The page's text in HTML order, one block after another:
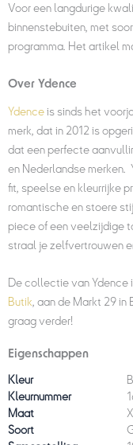
Voor een langdurige
binnenstebuiten, met
programma. Het artikel
Over Ydence
Ydenceis sinds het
merk, dat in 2012 is
dat een perfecte
en Nederlandse merken.
fit, speelse en kleurrijke
romantische en stoere
piece of een veelzijdige
straal je zelfvertrouwen
De collectie van Ydence
Butik , aan de Markt 29
graag verder!
Eigenschappen
Kleur
Kleurnummer
Maat
Soort